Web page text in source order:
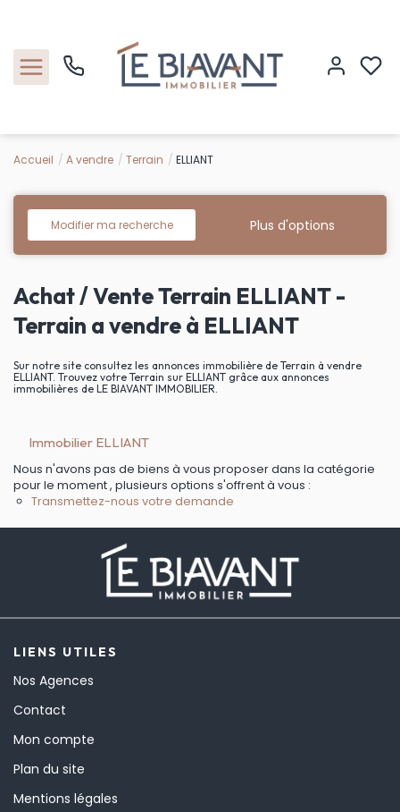
Nos biens
Nos agences
Contact
Accueil A vendre Terrain ELLIANT
Modifier ma recherche Plus d'options
Achat / Vente Terrain ELLIANT -
Terrain a vendre à ELLIANT
Sur notre site consultez les annonces immobilière de Terrain à vendre
ELLIANT. Trouvez votre Terrain sur ELLIANT grâce aux annonces
immobilières de LE BIAVANT IMMOBILIER.
Immobilier ELLIANT
Nous n'avons pas de biens à vous proposer dans la catégorie
pour le moment , plusieurs options s'offrent à vous :
Transmettez-nous votre demande
LIENS UTILES
Nos Agences
Contact
Mon compte
Plan du site
Mentions légales